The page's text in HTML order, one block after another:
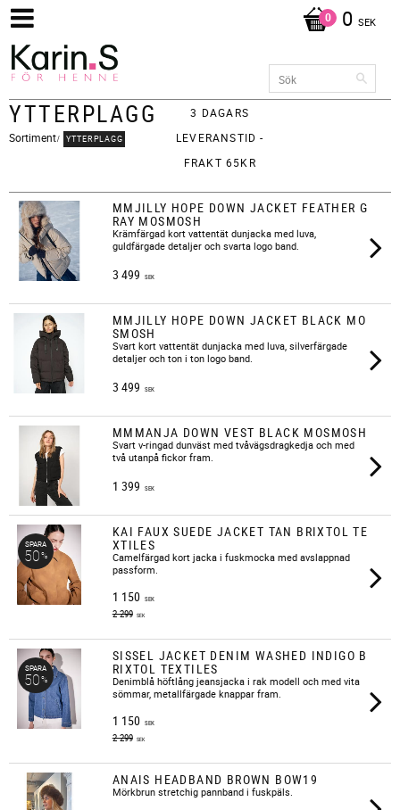
0 SEK
3 DAGARS
LEVERANSTID -
FRAKT 65KR
YTTERPLAGG
Sortiment YTTERPLAGG
MMJILLY HOPE DOWN JACKET FEATHER G
RAY MOSMOSH
​Krämfärgad kort vattentät dunjacka med luva,
guldfärgade detaljer och svarta logo band.
3 499 SEK
MMJILLY HOPE DOWN JACKET BLACK MO
SMOSH
Svart kort vattentät dunjacka med luva, silverfärgade
detaljer och ton i ton logo band.​
3 499 SEK
MMMANJA DOWN VEST BLACK MOSMOSH
Svart v-ringad dunväst med tvåvägsdragkedja och med
två utanpå fickor fram.
1 399 SEK
KAI FAUX SUEDE JACKET TAN BRIXTOL TE
XTILES
​Camelfärgad kort jacka i fuskmocka med avslappnad
passform.
1 150 SEK
2 299 SEK
SPARA
50%
SISSEL JACKET DENIM WASHED INDIGO B
RIXTOL TEXTILES
Denimblå höftlång jeansjacka i rak modell och med vita
sömmar, metallfärgade knappar fram.
1 150 SEK
2 299 SEK
SPARA
50%
ANAIS HEADBAND BROWN BOW19
Mörkbrun stretchig pannband i fuskpäls.